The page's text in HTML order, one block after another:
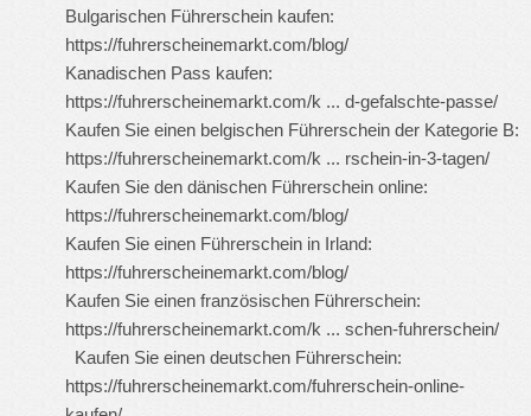
Bulgarischen Führerschein kaufen:
https://fuhrerscheinemarkt.com/blog/
Kanadischen Pass kaufen:
https://fuhrerscheinemarkt.com/k ... d-gefalschte-passe/
Kaufen Sie einen belgischen Führerschein der Kategorie B:
https://fuhrerscheinemarkt.com/k ... rschein-in-3-tagen/
Kaufen Sie den dänischen Führerschein online:
https://fuhrerscheinemarkt.com/blog/
Kaufen Sie einen Führerschein in Irland:
https://fuhrerscheinemarkt.com/blog/
Kaufen Sie einen französischen Führerschein:
https://fuhrerscheinemarkt.com/k ... schen-fuhrerschein/
Kaufen Sie einen deutschen Führerschein:
https://fuhrerscheinemarkt.com/fuhrerschein-online-